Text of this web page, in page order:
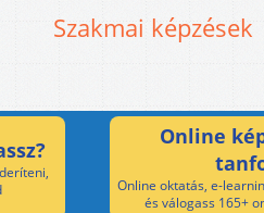
Szakmai képzések
Online
Online oktatás, e-
és válogass 165+